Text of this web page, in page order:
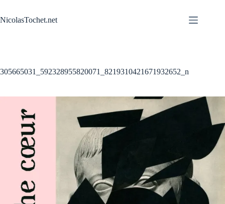
contenu
NicolasTochet.net
305665031_592328955820071_8219310421671932652_n